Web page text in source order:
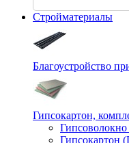
Стройматериалы
Благоустройство
Гипсокартон,
Гипсокартон